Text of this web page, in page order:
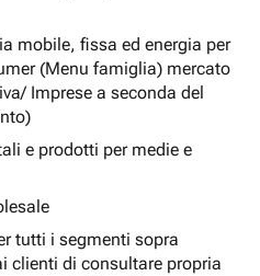
mobile, fissa ed energia per
(Menu famiglia) mercato
Imprese a seconda del
e prodotti per medie e
tutti i segmenti sopra
clienti di consultare propria